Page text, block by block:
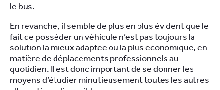
le bus.
En revanche, il semble de plus en plus évident que le
fait de posséder un véhicule n’est pas toujours la
solution la mieux adaptée ou la plus économique, en
matière de déplacements professionnels au
quotidien. Il est donc important de se donner les
moyens d’étudier minutieusement toutes les autres